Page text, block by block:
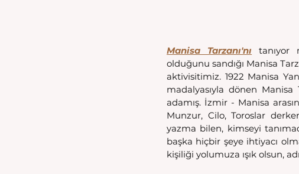
Manisa Tarzanı'nı tanıyor
olduğunu sandığı Manisa
aktivisitimiz. 1922 Manisa
madalyasıyla dönen Manisa
adamış. İzmir - Manisa
Munzur, Cilo, Toroslar
yazma bilen, kimseyi
başka hiçbir şeye ihtiyacı
kişiliği yolumuza ışık olsun,